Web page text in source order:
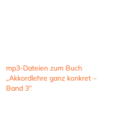
mp3-Dateien zum Buch
„Akkordlehre ganz konkret –
Band 3“